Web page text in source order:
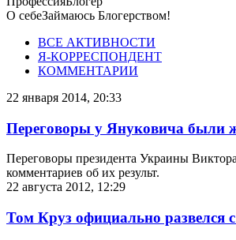
О себеЗаймаюсь Блогерством!
ВСЕ АКТИВНОСТИ
Я-КОРРЕСПОНДЕНТ
КОММЕНТАРИИ
22 января 2014, 20:33
Переговоры у Януковича были
Переговоры президента Украины
комментариев об их результ.
22 августа 2012, 12:29
Том Круз официально развелся